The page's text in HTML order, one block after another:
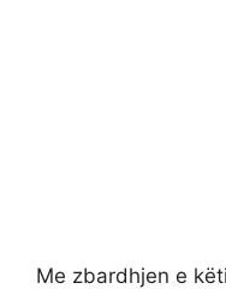
Me zbardhjen e